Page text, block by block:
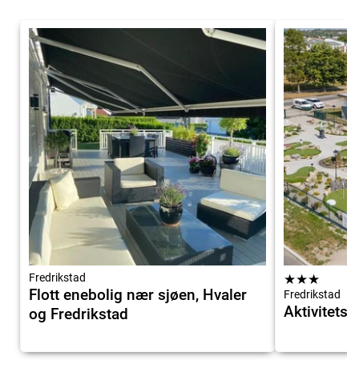
Fredrikstad
Flott enebolig nær sjøen, Hvaler
og Fredrikstad
★★★
Fredrikstad